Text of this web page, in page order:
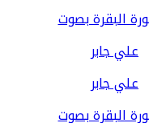
علي جابر